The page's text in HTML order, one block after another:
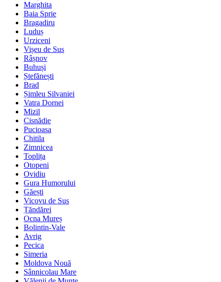
Marghita
Baia Sprie
Bragadiru
Luduș
Urziceni
Vișeu de Sus
Râșnov
Buhuși
Ștefănești
Brad
Șimleu Silvaniei
Vatra Dornei
Mizil
Cisnădie
Pucioasa
Chitila
Zimnicea
Toplița
Otopeni
Ovidiu
Gura Humorului
Găești
Vicovu de Sus
Țăndărei
Ocna Mureș
Bolintin-Vale
Avrig
Pecica
Simeria
Moldova Nouă
Sânnicolau Mare